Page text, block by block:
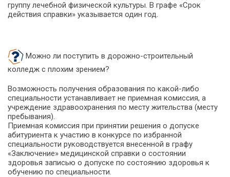
группу лечебной физической культуры. В графе «Срок
действия справки» указывается один год.
Можно ли поступить в дорожно-строительный
колледж с плохим зрением?
Возможность получения образования по какой-либо
специальности устанавливает не приемная комиссия, а
учреждение здравоохранения по месту жительства (месту
пребывания).
Приемная комиссия при принятии решения о допуске
абитуриента к участию в конкурсе по избранной
специальности руководствуется внесенной в графу
«Заключение» медицинской справки о состоянии
здоровья записью о допуске по состоянию здоровья к
обучению по специальности.